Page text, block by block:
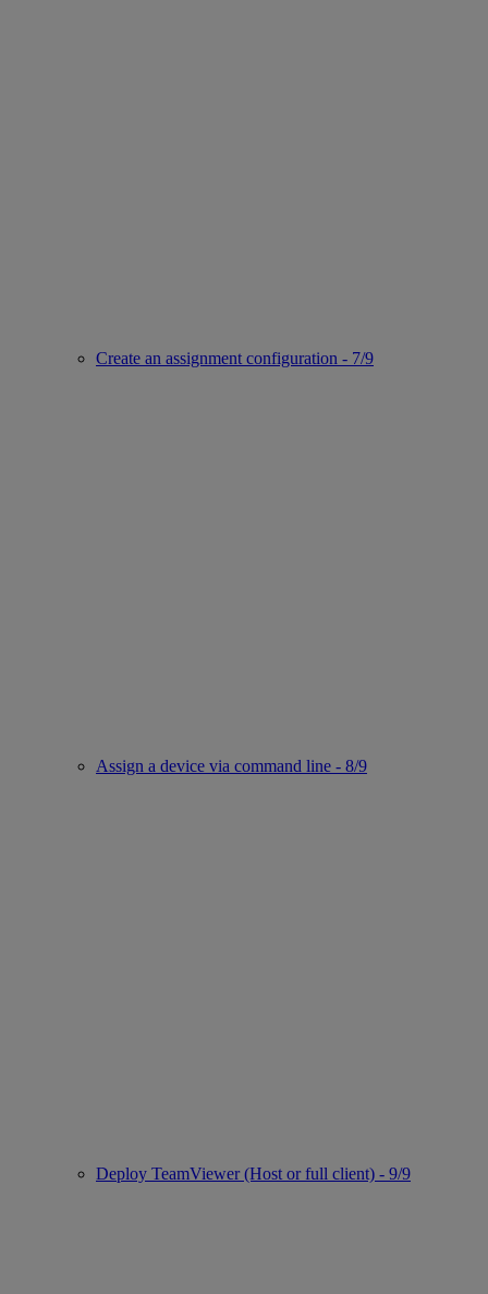
Create an assignment configuration - 7/9
Assign a device via command line - 8/9
Deploy TeamViewer (Host or full client) - 9/9